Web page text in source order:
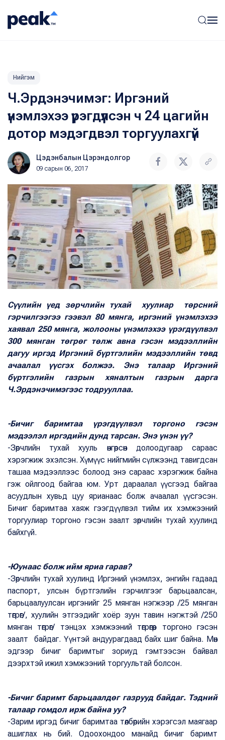
Нийгэм
Ч.Эрдэнэчимэг: Иргэний
үнэмлэхээ үрэгдүүлсэн ч 24 цагийн
дотор мэдэгдвэл торгуулахгүй
Цэдэнбалын Цэрэндолгор
09 сарын 06, 2017
Сүүлийн үед зөрчлийн тухай хуулиар төрсний
гэрчилгээгээ гээвэл 80 мянга, иргэний үнэмлэхээ
хаявал 250 мянга, жолооны үнэмлэхээ үрэгдүүлвэл
300 мянган төгрөг төлж авна гэсэн мэдээллийн
дагуу иргэд Иргэний бүртгэлийн мэдээллийн төвд
ачаалал үүсгэх болжээ. Энэ талаар Иргэний
бүртгэлийн газрын хяналтын газрын дарга
Ч.Эрдэнэчимэгээс тодрууллаа.
-Бичиг баримтаа үрэгдүүлвэл торгоно гэсэн
мэдээлэл иргэдийн дунд тарсан. Энэ үнэн үү?
-Зөрчлийн тухай хууль өнгөрсөн долоодугаар сараас
хэрэгжиж эхэлсэн. Хүмүүс нийгмийн сүлжээнд тавигдсан
ташаа мэдээллээс болоод энэ сараас хэрэгжиж байна
гэж ойлгоод байгаа юм. Урт дараалал үүсгээд байгаа
асуудлын хувьд цуу ярианаас болж ачаалал үүсгэсэн.
Бичиг баримтаа хаяж гээгдүүлвэл тийм их хэмжээний
торгуулиар торгоно гэсэн заалт зөрчлийн тухай хуулинд
байхгүй.
-Юунаас болж ийм яриа гарав?
-Зөрчлийн тухай хуулинд Иргэний үнэмлэх, энгийн гадаад
паспорт, улсын бүртгэлийн гэрчилгээг барьцаалсан,
барьцаалуулсан иргэнийг 25 мянган нэгжээр /25 мянган
төгрөг/, хуулийн этгээдийг хоёр зуун тавин нэгжтэй /250
мянган төгрөг/ тэнцэх хэмжээний төгрөгөөр торгоно гэсэн
заалт байдаг. Үүнтэй андуурагдаад байх шиг байна. Мөн
эдгээр бичиг баримтыг зориуд гэмтээсэн байвал
дээрхтэй ижил хэмжээний торгуультай болсон.
-Бичиг баримт барьцаалдөг газрууд байдаг. Тэдний
талаар гомдол ирж байна уу?
-Зарим иргэд бичиг баримтаа төлбөрийн хэрэгсэл маягаар
ашиглах нь бий. Одоохондоо манайд бичиг баримт